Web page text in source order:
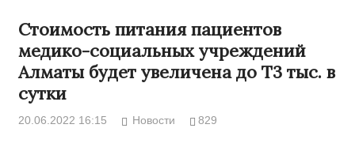
Стоимость питания пациентов
медико-социальных учреждений
Алматы будет увеличена до Т3 тыс. в
сутки
20.06.2022 16:15 Новости 829